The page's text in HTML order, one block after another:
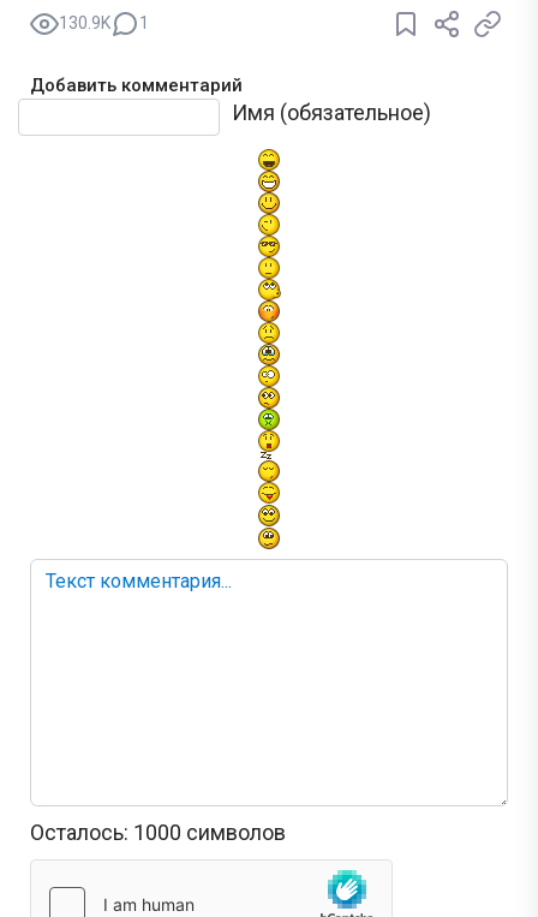
130.9K 1
Добавить комментарий
Имя (обязательное)
Текст комментария
Осталось: 1000 символов